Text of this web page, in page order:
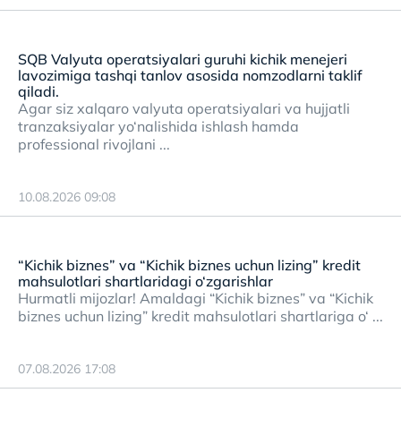
SQB Valyuta operatsiyalari guruhi kichik menejeri
lavozimiga tashqi tanlov asosida nomzodlarni taklif
qiladi.
Agar siz xalqaro valyuta operatsiyalari va hujjatli
tranzaksiyalar yo‘nalishida ishlash hamda
professional rivojlani ...
10.08.2026 09:08
“Kichik biznes” va “Kichik biznes uchun lizing” kredit
mahsulotlari shartlaridagi o‘zgarishlar
Hurmatli mijozlar! Amaldagi “Kichik biznes” va “Kichik
biznes uchun lizing” kredit mahsulotlari shartlariga o‘ ...
07.08.2026 17:08